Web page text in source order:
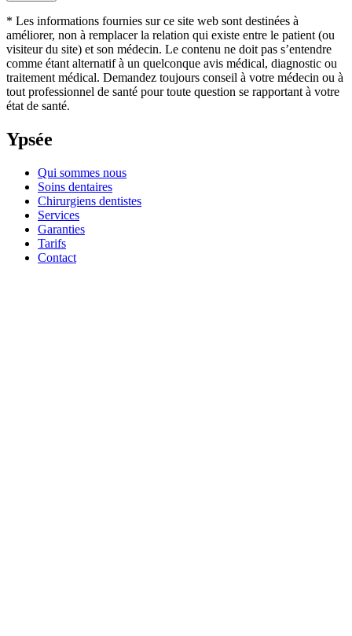
* Les informations fournies sur ce site web sont destinées à
améliorer, non à remplacer la relation qui existe entre le patient (ou
visiteur du site) et son médecin. Le contenu ne doit pas s’entendre
comme étant alternatif à un quelconque avis médical, diagnostic ou
traitement médical. Demandez toujours conseil à votre médecin ou à
tout professionnel de santé pour toute question se rapportant à votre
état de santé.
Ypsée
Qui sommes nous
Soins dentaires
Chirurgiens dentistes
Services
Garanties
Tarifs
Contact